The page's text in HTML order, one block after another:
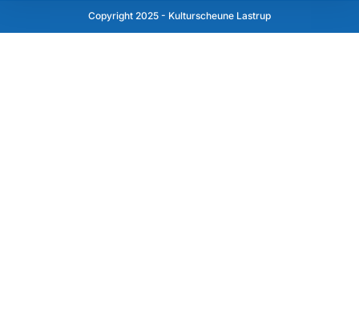
Copyright 2025 - Kulturscheune Lastrup